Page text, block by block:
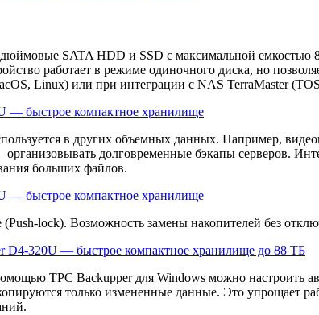
SATA HDD и SSD с максимальной
работает в режиме одиночного диска, но
Linux) или при интеграции с NAS TerraMaster
в других объемных данных. Например,
долговременные бэкапы серверов.
больших файлов.
lock). Возможность замены накопителей без
TPC Backupper для Windows можно настроить
только измененные данные. Это упрощает